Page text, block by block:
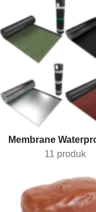
Membrane
11 produk